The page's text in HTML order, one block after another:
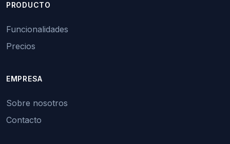
PRODUCTO
Funcionalidades
Precios
EMPRESA
Sobre nosotros
Contacto